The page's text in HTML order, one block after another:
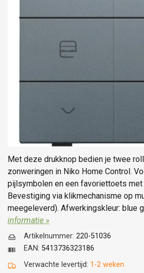
Met deze drukknop bedien je twee
zonweringen in Niko Home Control.
pijlsymbolen en een favoriettoets
Bevestiging via klikmechanisme op
meegeleverd). Afwerkingskleur: blue
informatie »
Verwachte levertijd: 1-2 weken
Artikelnummer: 220-51036
EAN: 5413736323186